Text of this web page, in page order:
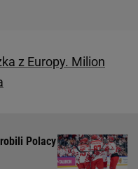
z Europy. Milion
Polacy